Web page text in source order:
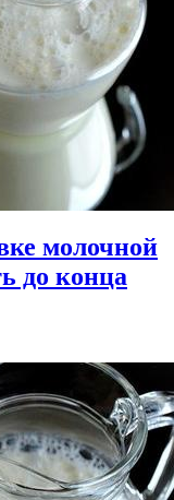
молочной
до конца